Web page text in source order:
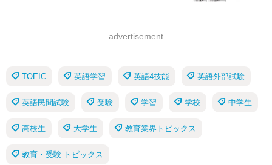
advertisement
TOEIC 英語学習 英語4技能 英語外部試験
英語民間試験 受験 学習 学校 中学生
高校生 大学生 教育業界トピックス
教育・受験 トピックス